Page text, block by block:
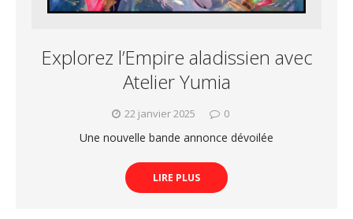
Explorez l’Empire aladissien avec
Atelier Yumia
22 janvier 2025 0
Une nouvelle bande annonce dévoilée
LIRE PLUS